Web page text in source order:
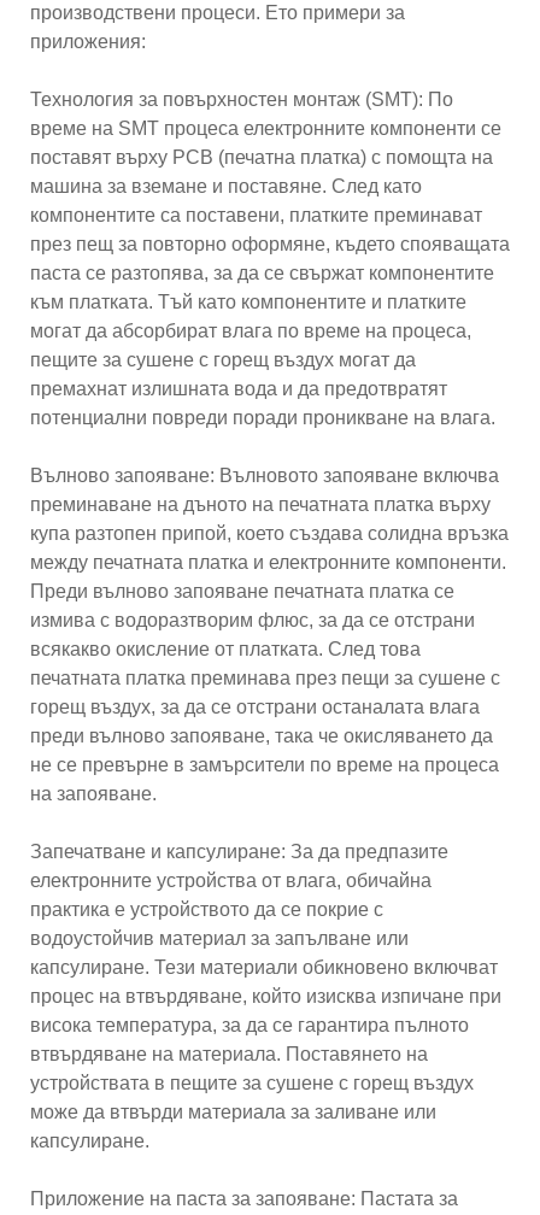
производствени процеси. Ето примери за
приложения:
Технология за повърхностен монтаж (SMT): По
време на SMT процеса електронните компоненти се
поставят върху PCB (печатна платка) с помощта на
машина за вземане и поставяне. След като
компонентите са поставени, платките преминават
през пещ за повторно оформяне, където спояващата
паста се разтопява, за да се свържат компонентите
към платката. Тъй като компонентите и платките
могат да абсорбират влага по време на процеса,
пещите за сушене с горещ въздух могат да
премахнат излишната вода и да предотвратят
потенциални повреди поради проникване на влага.
Вълново запояване: Вълновото запояване включва
преминаване на дъното на печатната платка върху
купа разтопен припой, което създава солидна връзка
между печатната платка и електронните компоненти.
Преди вълново запояване печатната платка се
измива с водоразтворим флюс, за да се отстрани
всякакво окисление от платката. След това
печатната платка преминава през пещи за сушене с
горещ въздух, за да се отстрани останалата влага
преди вълново запояване, така че окисляването да
не се превърне в замърсители по време на процеса
на запояване.
Запечатване и капсулиране: За да предпазите
електронните устройства от влага, обичайна
практика е устройството да се покрие с
водоустойчив материал за запълване или
капсулиране. Тези материали обикновено включват
процес на втвърдяване, който изисква изпичане при
висока температура, за да се гарантира пълното
втвърдяване на материала. Поставянето на
устройствата в пещите за сушене с горещ въздух
може да втвърди материала за заливане или
капсулиране.
Приложение на паста за запояване: Пастата за